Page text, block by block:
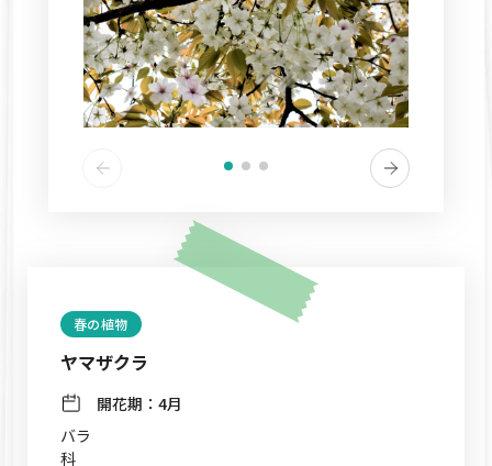
春の植物
ヤマザクラ
開花期： 4月
バラ
科